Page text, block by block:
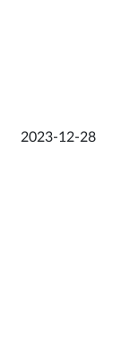
2023-12-28